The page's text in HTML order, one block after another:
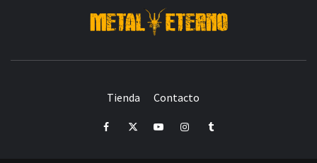
CRÓNICAS DE RECITALES
PRENSA
Tienda Contacto
FacebookTwitterYoutubeInstagramTumblr